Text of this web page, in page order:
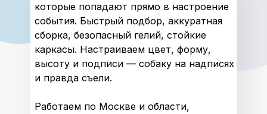
которые попадают прямо в настроение
события. Быстрый подбор, аккуратная
сборка, безопасный гелий, стойкие
каркасы. Настраиваем цвет, форму,
высоту и подписи — собаку на надписях
и правда съели.
Работаем по Москве и области,